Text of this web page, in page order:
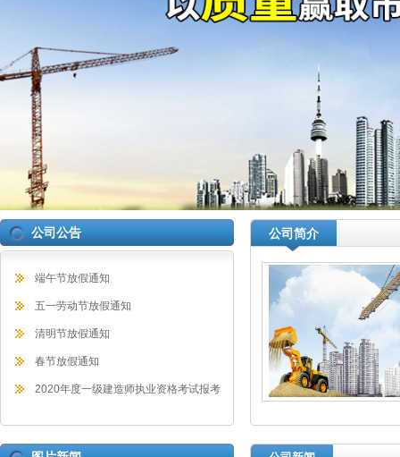
公司公告
端午节放假通知
五一劳动节放假通知
清明节放假通知
春节放假通知
2020年度一级建造师执业资格考试报考
公司简介